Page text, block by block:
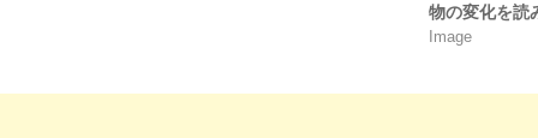
物の変化を読
Image